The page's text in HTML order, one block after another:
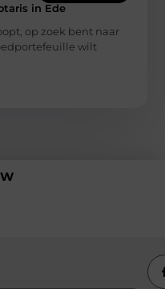
in Ede
op zoek bent naar
wilt